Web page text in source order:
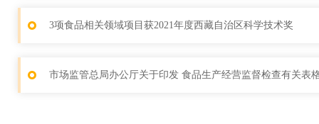
3项食品相关领域项目获2021年度西藏自治区科学技术奖
市场监管总局办公厅关于印发 食品生产经营监督检查有关表